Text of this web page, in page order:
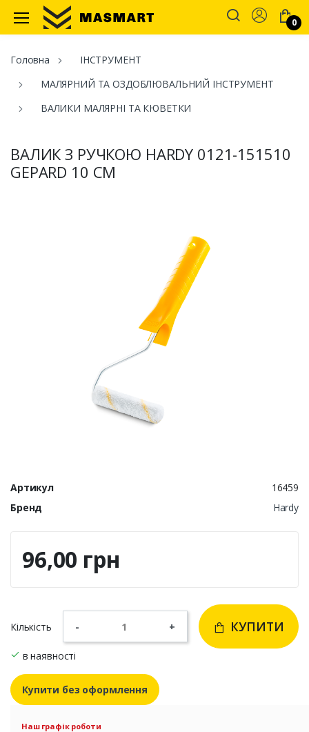
Masmart
Account
0
Головна
ІНСТРУМЕНТ
МАЛЯРНИЙ ТА ОЗДОБЛЮВАЛЬНИЙ ІНСТРУМЕНТ
ВАЛИКИ МАЛЯРНІ ТА КЮВЕТКИ
ВАЛИК З РУЧКОЮ HARDY 0121-151510
GEPARD 10 СМ
Артикул
16459
Бренд
Hardy
96,00 грн
Кількість - + КУПИТИ
в наявності
Купити без оформлення
Наш графік роботи